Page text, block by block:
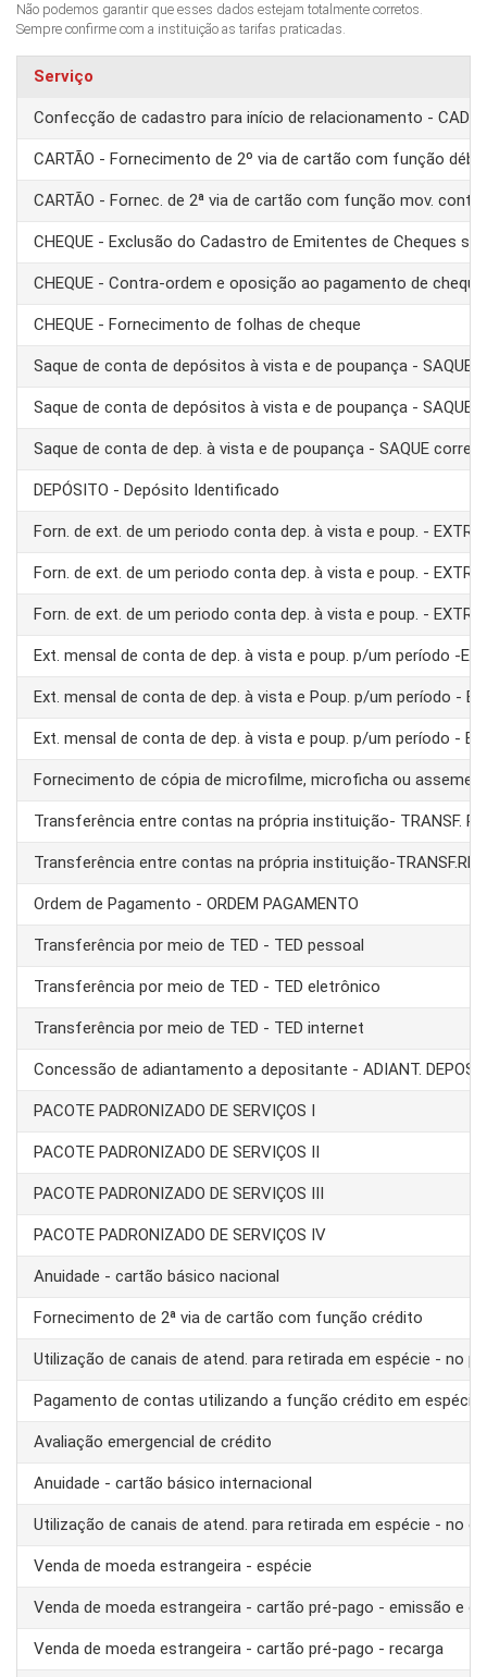
Não podemos garantir que esses dados estejam totalmente corretos.
Sempre confirme com a instituição as tarifas praticadas.
Serviço
Confecção de cadastro para início de relacionamento -
CARTÃO - Fornecimento de 2º via de cartão com função
CARTÃO - Fornec. de 2ª via de cartão com função mov. conta
CHEQUE - Exclusão do Cadastro de Emitentes de Cheques
CHEQUE - Contra-ordem e oposição ao pagamento de cheque
CHEQUE - Fornecimento de folhas de cheque
Saque de conta de depósitos à vista e de poupança - SAQUE
Saque de conta de depósitos à vista e de poupança - SAQUE
Saque de conta de dep. à vista e de poupança - SAQUE
DEPÓSITO - Depósito Identificado
Forn. de ext. de um periodo conta dep. à vista e poup. -
Forn. de ext. de um periodo conta dep. à vista e poup. -
Forn. de ext. de um periodo conta dep. à vista e poup. -
Ext. mensal de conta de dep. à vista e poup. p/um período -
Ext. mensal de conta de dep. à vista e Poup. p/um período -
Ext. mensal de conta de dep. à vista e poup. p/um período -
Fornecimento de cópia de microfilme, microficha ou
Transferência entre contas na própria instituição- TRANSF.
Transferência entre contas na própria instituição-
Ordem de Pagamento - ORDEM PAGAMENTO
Transferência por meio de TED - TED pessoal
Transferência por meio de TED - TED eletrônico
Transferência por meio de TED - TED internet
Concessão de adiantamento a depositante - ADIANT.
PACOTE PADRONIZADO DE SERVIÇOS I
PACOTE PADRONIZADO DE SERVIÇOS II
PACOTE PADRONIZADO DE SERVIÇOS III
PACOTE PADRONIZADO DE SERVIÇOS IV
Anuidade - cartão básico nacional
Fornecimento de 2ª via de cartão com função crédito
Utilização de canais de atend. para retirada em espécie - no
Pagamento de contas utilizando a função crédito em espécie
Avaliação emergencial de crédito
Anuidade - cartão básico internacional
Utilização de canais de atend. para retirada em espécie - no
Venda de moeda estrangeira - espécie
Venda de moeda estrangeira - cartão pré-pago - emissão e
Venda de moeda estrangeira - cartão pré-pago - recarga